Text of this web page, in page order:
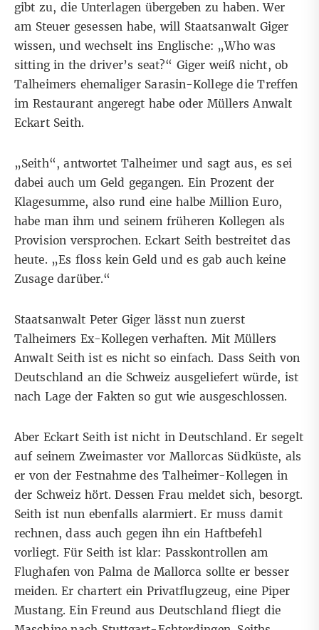
gibt zu, die Unterlagen übergeben zu haben. Wer
am Steuer gesessen habe, will Staatsanwalt Giger
wissen, und wechselt ins Englische: „Who was
sitting in the driver’s seat?“ Giger weiß nicht, ob
Talheimers ehemaliger Sarasin-Kollege die Treffen
im Restaurant angeregt habe oder Müllers Anwalt
Eckart Seith.
„Seith“, antwortet Talheimer und sagt aus, es sei
dabei auch um Geld gegangen. Ein Prozent der
Klagesumme, also rund eine halbe Million Euro,
habe man ihm und seinem früheren Kollegen als
Provision versprochen. Eckart Seith bestreitet das
heute. „Es floss kein Geld und es gab auch keine
Zusage darüber.“
Staatsanwalt Peter Giger lässt nun zuerst
Talheimers Ex-Kollegen verhaften. Mit Müllers
Anwalt Seith ist es nicht so einfach. Dass Seith von
Deutschland an die Schweiz ausgeliefert würde, ist
nach Lage der Fakten so gut wie ausgeschlossen.
Aber Eckart Seith ist nicht in Deutschland. Er segelt
auf seinem Zweimaster vor Mallorcas Südküste, als
er von der Festnahme des Talheimer-Kollegen in
der Schweiz hört. Dessen Frau meldet sich, besorgt.
Seith ist nun ebenfalls alarmiert. Er muss damit
rechnen, dass auch gegen ihn ein Haftbefehl
vorliegt. Für Seith ist klar: Passkontrollen am
Flughafen von Palma de Mallorca sollte er besser
meiden. Er chartert ein Privatflugzeug, eine Piper
Mustang. Ein Freund aus Deutschland fliegt die